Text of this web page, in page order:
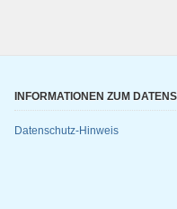
INFORMATIONEN ZUM
Datenschutz-Hinweis